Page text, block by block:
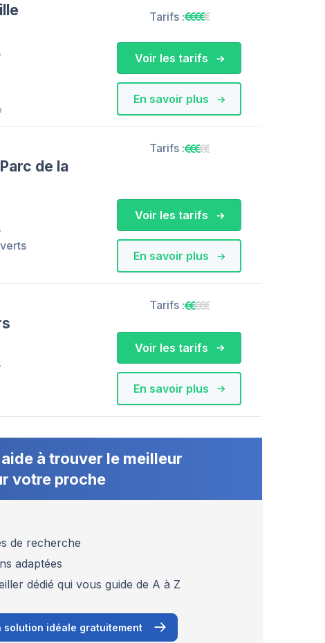
Tarifs :
En savoir plus
Voir les tarifs
de la
Tarifs :
En savoir plus
Voir les tarifs
Tarifs :
En savoir plus
Voir les tarifs
à trouver le meilleur
votre proche
de recherche
adaptées
dédié qui vous guide de A à Z
solution idéale gratuitement